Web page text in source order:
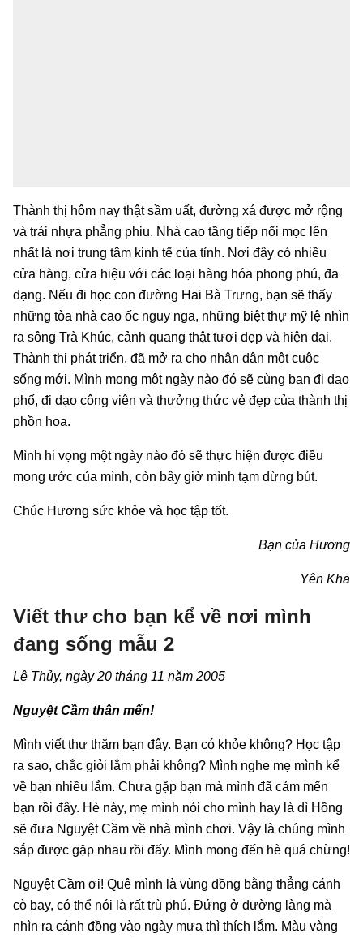
Thành thị hôm nay thật sầm uất, đường xá được mở rộng
và trải nhựa phẳng phiu. Nhà cao tầng tiếp nối mọc lên
nhất là nơi trung tâm kinh tế của tỉnh. Nơi đây có nhiều
cửa hàng, cửa hiệu với các loại hàng hóa phong phú, đa
dạng. Nếu đi học con đường Hai Bà Trưng, bạn sẽ thấy
những tòa nhà cao ốc nguy nga, những biệt thự mỹ lệ nhìn
ra sông Trà Khúc, cảnh quang thật tươi đẹp và hiện đại.
Thành thị phát triển, đã mở ra cho nhân dân một cuộc
sống mới. Mình mong một ngày nào đó sẽ cùng bạn đi dạo
phố, đi dạo công viên và thưởng thức vẻ đẹp của thành thị
phồn hoa.
Mình hi vọng một ngày nào đó sẽ thực hiện được điều
mong ước của mình, còn bây giờ mình tạm dừng bút.
Chúc Hương sức khỏe và học tập tốt.
Bạn của Hương
Yên Kha
Viết thư cho bạn kể về nơi mình
đang sống mẫu 2
Lệ Thủy, ngày 20 tháng 11 năm 2005
Nguyệt Cầm thân mến!
Mình viết thư thăm bạn đây. Bạn có khỏe không? Học tập
ra sao, chắc giỏi lắm phải không? Mình nghe mẹ mình kể
về bạn nhiều lắm. Chưa gặp bạn mà mình đã cảm mến
bạn rồi đây. Hè này, mẹ mình nói cho mình hay là dì Hồng
sẽ đưa Nguyệt Cầm về nhà mình chơi. Vậy là chúng mình
sắp được gặp nhau rồi đấy. Mình mong đến hè quá chừng!
Nguyệt Cầm ơi! Quê mình là vùng đồng bằng thẳng cánh
cò bay, có thể nói là rất trù phú. Đứng ở đường làng mà
nhìn ra cánh đồng vào ngày mưa thì thích lắm. Màu vàng